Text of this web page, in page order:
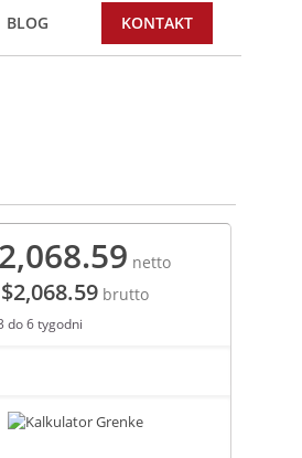
BLOG KONTAKT
netto
$2,068.59 brutto
do 6 tygodni